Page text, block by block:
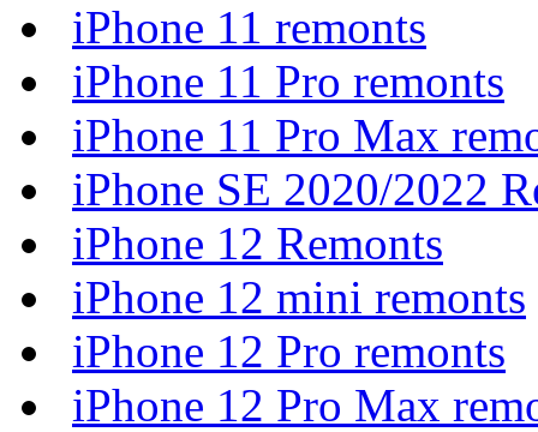
iPhone 11 remonts
iPhone 11 Pro remonts
iPhone 11 Pro Max
iPhone SE 2020/2022
iPhone 12 Remonts
iPhone 12 mini remonts
iPhone 12 Pro remonts
iPhone 12 Pro Max